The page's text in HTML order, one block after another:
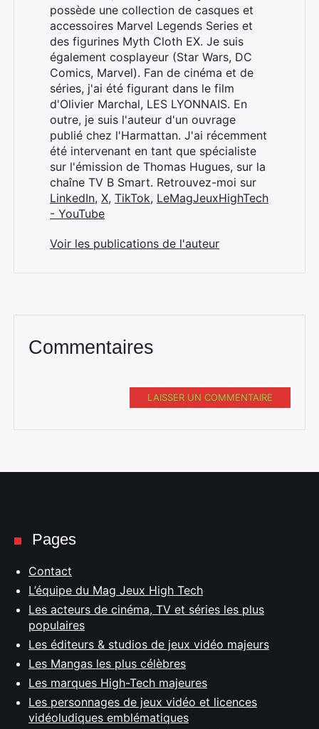
possède une collection de casques et
accessoires Marvel Legends Series et
des figurines Myth Cloth EX. Je suis
également cosplayeur (Star Wars, DC
Comics, Marvel). Fan de cinéma et de
séries, j'ai été figurant dans le film
d'Olivier Marchal, LES LYONNAIS. En
outre, je suis l'auteur d'un ouvrage
publié chez l'Harmattan. J'ai récemment
été intervenant en tant que spécialiste
sur l'émission de Thomas Hugues, sur la
chaîne TV B Smart. Retrouvez-moi sur
LinkedIn, X, TikTok, LeMagJeuxHighTech
- YouTube
Voir les publications de l'auteur
Commentaires
LAISSER UN COMMENTAIRE
Pages
Contact
L’équipe du Mag Jeux High Tech
Les acteurs de cinéma, TV et séries les plus
populaires
Les éditeurs & studios de jeux vidéo majeurs
Les Mangas les plus célèbres
Les marques High-Tech majeures
Les personnages de jeux vidéo et licences
vidéoludiques emblématiques
Rechercher
: